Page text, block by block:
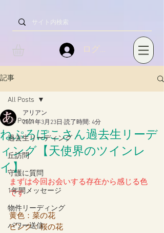
ログイン
記事
All Posts
過去生リーディング
丘訪問
守護に質問
1年間メッセージ
物件リーディング
パワー送信
All Posts
ねぷろぽこさん過去生リーデ
ィング【天使界のツインレ
イ】
アリアン
2021年3月23日 読了時間: 4分
まずは今回お会いする存在から感じる色
です
黄色：菜の花
ピンク：桜の花